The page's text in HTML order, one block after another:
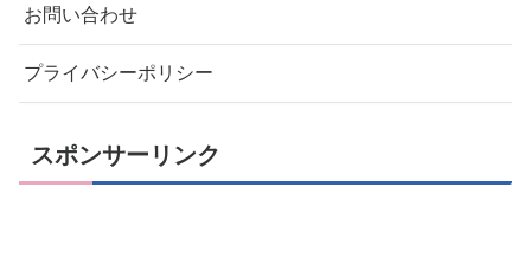
お問い合わせ
プライバシーポリシー
スポンサーリンク